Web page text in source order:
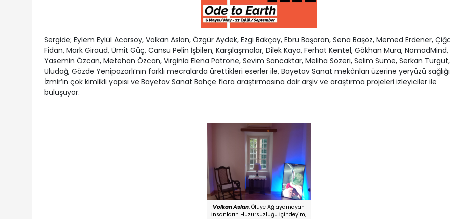
Sergide; Eylem Eylül Acarsoy, Volkan Aslan, Özgür Aydek, Ezgi Bakçay, Ebru Başaran, Sena Başöz, Memed Erdener,
Fidan, Mark Giraud, Ümit Güç, Cansu Pelin İşbilen, Karşılaşmalar, Dilek Kaya, Ferhat Kentel, Gökhan Mura, NomadMind,
Yasemin Özcan, Metehan Özcan, Virginia Elena Patrone, Sevim Sancaktar, Meliha Sözeri, Selim Süme, Serkan
Uludağ, Gözde Yenipazarlı’nın farklı mecralarda ürettikleri eserler ile, Bayetav Sanat mekânları üzerine yeryüzü
İzmir’in çok kimlikli yapısı ve Bayetav Sanat Bahçe flora araştırmasına dair arşiv ve araştırma projeleri izleyiciler ile
buluşuyor.
Volkan Aslan,Ölüye Ağlayamayan
İnsanların Huzursuzluğu İçindeyim,